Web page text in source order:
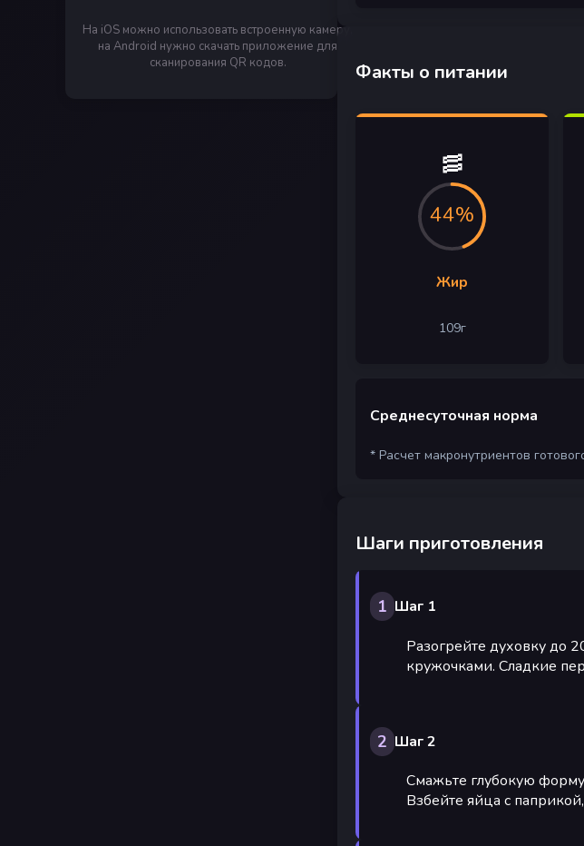
На iOS можно использовать встроенную камеру,
на Android нужно скачать приложение для
сканирования QR кодов.
Факты о питании
🥓
44%
Жир
109г
Среднесуточная норма
* Расчет макронутриентов
Шаги приготовления
1 Шаг 1
Разогрейте духовку до
кружочками. Сладкие
2 Шаг 2
Смажьте глубокую
Взбейте яйца с